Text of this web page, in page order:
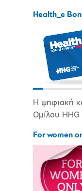
Health_e
Η ψηφιακή
Ομίλου HHG
For women